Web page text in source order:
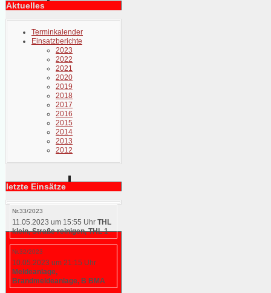
Aktuelles
Terminkalender
Einsatzberichte
2023
2022
2021
2020
2019
2018
2017
2016
2015
2014
2013
2012
letzte Einsätze
Nr.33/2023
11.05.2023 um 15:55 Uhr THL
klein, Straße reinigen, THL 1
Nr.32/2023
10.05.2023 um 21:15 Uhr
Meldeanlage,
Brandmeldeanlage, B BMA